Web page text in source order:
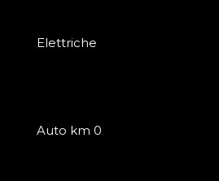
Elettriche
Auto km 0